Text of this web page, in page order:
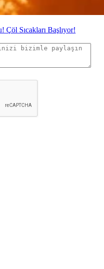
Çöl Sıcakları Başlıyor!